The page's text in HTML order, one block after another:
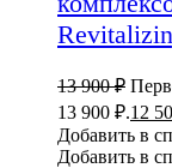
13 900₽
13 900 ₽.12
Добавить в
Добавить в